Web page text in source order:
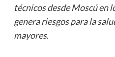
técnicos desde Moscú en
genera riesgos para la
mayores.